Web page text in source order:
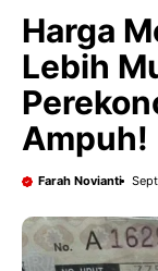
Harga
Lebih
Ampuh!
Farah Novianti